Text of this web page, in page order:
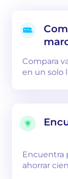
Compara
en un solo
Encuentra
ahorrar